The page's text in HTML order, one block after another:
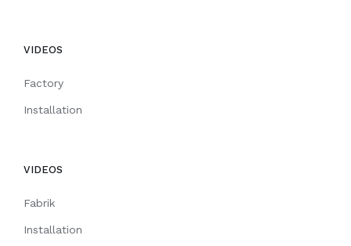
VIDEOS
Factory
Installation
VIDEOS
Fabrik
Installation